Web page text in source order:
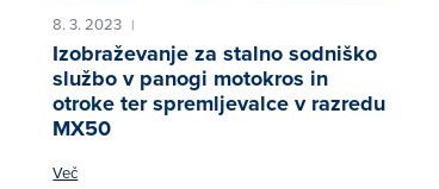
8. 3. 2023 |
Izobraževanje za stalno sodniško
službo v panogi motokros in
otroke ter spremljevalce v razredu
MX50
Več